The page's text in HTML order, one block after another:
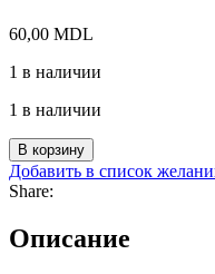
60,00 MDL
1 в наличии
1 в наличии
Количество
товара
Вилка
3502203
В корзину
Добавить в список
Share:
Описание